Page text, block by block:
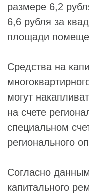
размере 6,2
6,6 рубля за
площади
Средства на
могут
на счете
специальном
регионального
Согласно
капитального